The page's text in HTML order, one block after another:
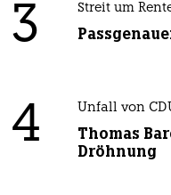
3 Streit um
4 Unfall von
Thomas
Dröhnung